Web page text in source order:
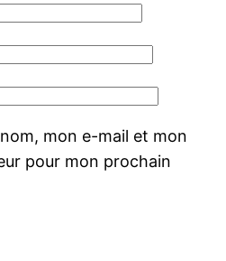
mon e-mail et mon
pour mon prochain